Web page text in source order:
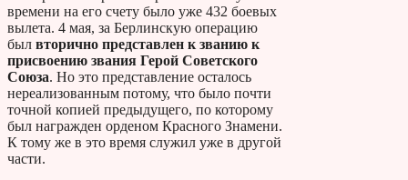
времени на его счету было уже 432 боевых
вылета. 4 мая, за Берлинскую операцию
был вторично представлен к званию к
присвоению звания Герой Советского
Союза. Но это представление осталось
нереализованным потому, что было почти
точной копией предыдущего, по которому
был награжден орденом Красного Знамени.
К тому же в это время служил уже в другой
части.